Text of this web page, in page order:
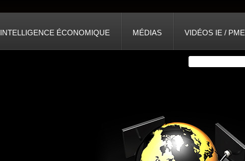
INTELLIGENCE ÉCONOMIQUE MÉDIAS VIDÉOS IE / PME